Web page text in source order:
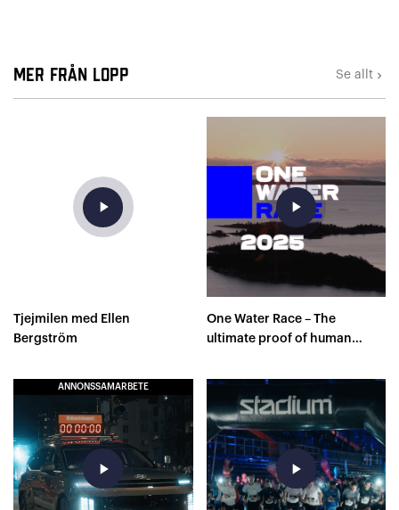
Mer från Lopp Se allt keyboard_arrow_right
play_arrow
Tjejmilen med Ellen
Bergström
play_arrow
One Water Race – The
ultimate proof of human
ANNONSSAMARBETE
play_arrow play_arrow